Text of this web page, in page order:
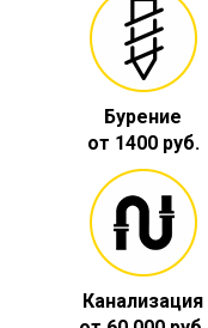
Бурение
от 1400 руб.
Канализация